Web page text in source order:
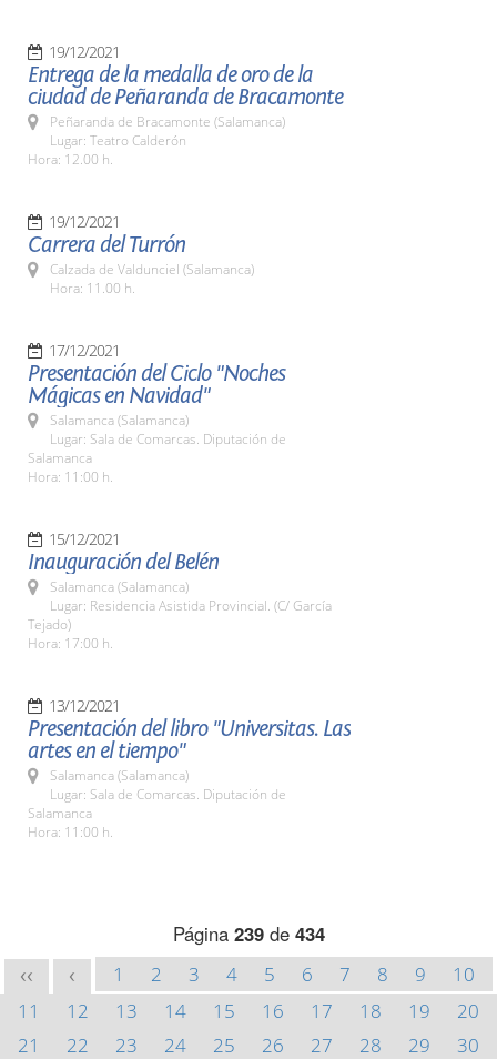
19/12/2021
Entrega de la medalla de oro de la
ciudad de Peñaranda de Bracamonte
Peñaranda de Bracamonte (Salamanca)
Lugar: Teatro Calderón
Hora: 12.00 h.
19/12/2021
Carrera del Turrón
Calzada de Valdunciel (Salamanca)
Hora: 11.00 h.
17/12/2021
Presentación del Ciclo "Noches
Mágicas en Navidad"
Salamanca (Salamanca)
Lugar: Sala de Comarcas. Diputación de
Salamanca
Hora: 11:00 h.
15/12/2021
Inauguración del Belén
Salamanca (Salamanca)
Lugar: Residencia Asistida Provincial. (C/ García
Tejado)
Hora: 17:00 h.
13/12/2021
Presentación del libro "Universitas. Las
artes en el tiempo"
Salamanca (Salamanca)
Lugar: Sala de Comarcas. Diputación de
Salamanca
Hora: 11:00 h.
Página 239de 434
<< < 1 2 3 4 5 6 7 8 9
10
11
12 13 14 15 16 17 18 19
20
21
22 23 24 25 26 27 28 29
30